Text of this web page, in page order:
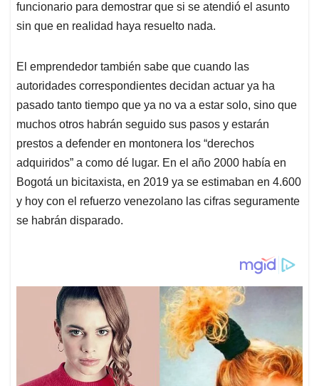
funcionario para demostrar que si se atendió el asunto
sin que en realidad haya resuelto nada.
El emprendedor también sabe que cuando las
autoridades correspondientes decidan actuar ya ha
pasado tanto tiempo que ya no va a estar solo, sino que
muchos otros habrán seguido sus pasos y estarán
prestos a defender en montonera los “derechos
adquiridos” a como dé lugar. En el año 2000 había en
Bogotá un bicitaxista, en 2019 ya se estimaban en 4.600
y hoy con el refuerzo venezolano las cifras seguramente
se habrán disparado.